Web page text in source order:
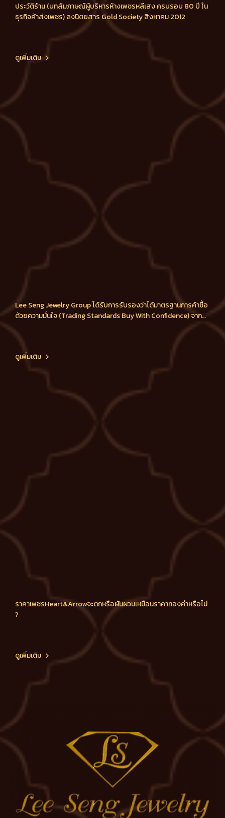
ประวัติร้าน (บทสัมภาษณ์ผู้บริหารห้างเพชรหลีเสง ครบรอบ 80 ปี ใน
ธุรกิจค้าส่งเพชร) ลงนิตยสาร Gold Society สิงหาคม 2012
ดูเพิ่มเติม
Lee Seng Jewelry Group ได้รับการรับรองว่าได้มาตรฐานการค้าซื้อ
ด้วยความมั่นใจ (Trading Standards Buy With Confidence) จาก
ดูเพิ่มเติม
ราคาเพชรHeart&Arrowจะตกหรือผันผวนเหมือนราคาทองคำหรือไม่
?
ดูเพิ่มเติม